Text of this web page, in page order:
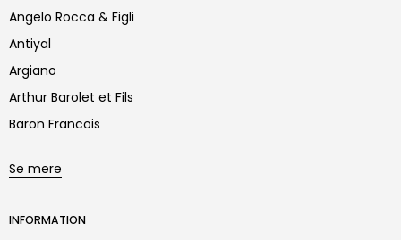
Angelo Rocca & Figli
Antiyal
Argiano
Arthur Barolet et Fils
Baron Francois
Se mere
INFORMATION